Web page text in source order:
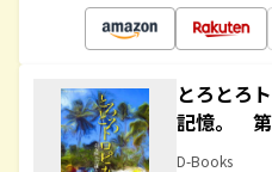
とろとろ
記憶。
D-Books